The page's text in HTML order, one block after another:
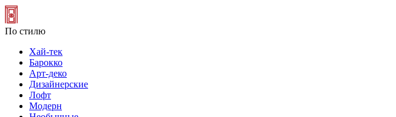
По стилю
Хай-тек
Барокко
Арт-деко
Дизайнерские
Лофт
Модерн